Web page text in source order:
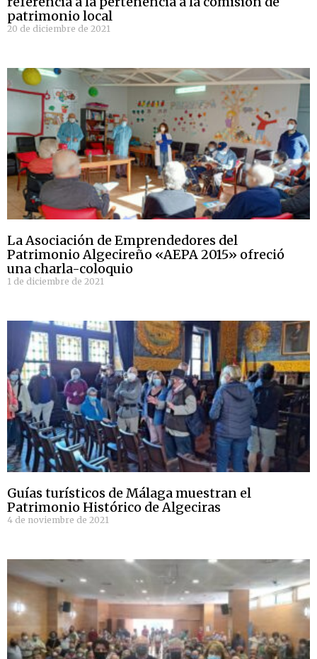
patrimonio local
20 de diciembre de 2021
La Asociación de Emprendedores del
Patrimonio Algecireño «AEPA 2015» ofreció
una charla-coloquio
1 de diciembre de 2021
Guías turísticos de Málaga muestran el
Patrimonio Histórico de Algeciras
4 de noviembre de 2021